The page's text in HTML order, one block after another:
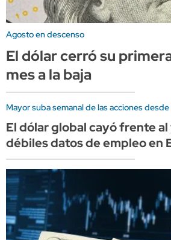
Agosto en descenso
El dólar cerró su
mes a la baja
Mayor suba semanal de las acciones
El dólar global cayó frente
débiles datos de empleo en